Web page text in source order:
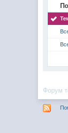
Форум